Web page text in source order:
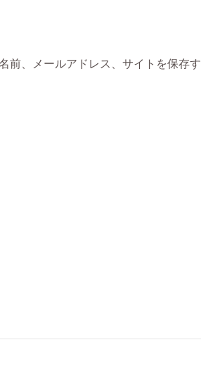
前、メールアドレス、サイトを保存